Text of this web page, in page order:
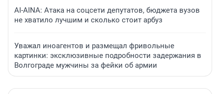
AI-AINA: Атака на соцсети депутатов, бюджета вузов
не хватило лучшим и сколько стоит арбуз
Уважал иноагентов и размещал фривольные
картинки: эксклюзивные подробности задержания в
Волгограде мужчины за фейки об армии